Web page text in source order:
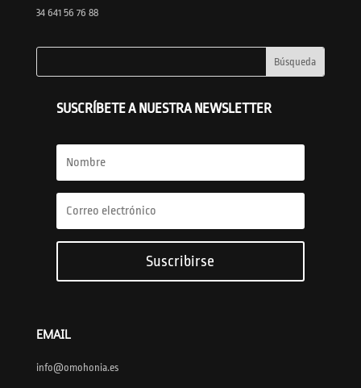
34 641 56 76 88
SUSCRÍBETE A NUESTRA NEWSLETTER
Suscribirse
EMAIL
info@omohonia.es